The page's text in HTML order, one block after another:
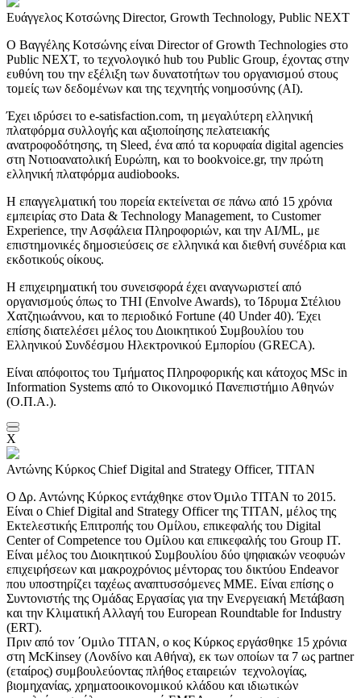
Ευάγγελος Κοτσώνης Director, Growth Technology, Public NEXT
Ο Βαγγέλης Κοτσώνης είναι Director of Growth Technologies στο
Public NEXT, το τεχνολογικό hub του Public Group, έχοντας στην
ευθύνη του την εξέλιξη των δυνατοτήτων του οργανισμού στους
τομείς των δεδομένων και της τεχνητής νοημοσύνης (AI).
Έχει ιδρύσει το e-satisfaction.com, τη μεγαλύτερη ελληνική
πλατφόρμα συλλογής και αξιοποίησης πελατειακής
ανατροφοδότησης, τη Sleed, ένα από τα κορυφαία digital agencies
στη Νοτιοανατολική Ευρώπη, και το bookvoice.gr, την πρώτη
ελληνική πλατφόρμα audiobooks.
Η επαγγελματική του πορεία εκτείνεται σε πάνω από 15 χρόνια
εμπειρίας στο Data & Technology Management, το Customer
Experience, την Ασφάλεια Πληροφοριών, και την AI/ML, με
επιστημονικές δημοσιεύσεις σε ελληνικά και διεθνή συνέδρια και
εκδοτικούς οίκους.
Η επιχειρηματική του συνεισφορά έχει αναγνωριστεί από
οργανισμούς όπως το THI (Envolve Awards), το Ίδρυμα Στέλιου
Χατζηιωάννου, και το περιοδικό Fortune (40 Under 40). Έχει
επίσης διατελέσει μέλος του Διοικητικού Συμβουλίου του
Ελληνικού Συνδέσμου Ηλεκτρονικού Εμπορίου (GRECA).
Είναι απόφοιτος του Τμήματος Πληροφορικής και κάτοχος MSc in
Information Systems από το Οικονομικό Πανεπιστήμιο Αθηνών
(Ο.Π.Α.).
X
Αντώνης Κύρκος Chief Digital and Strategy Officer, TITAN
Ο Δρ. Αντώνης Κύρκος εντάχθηκε στον Όμιλο ΤΙΤΑΝ το 2015.
Είναι ο Chief Digital and Strategy Officer της TITAN, μέλος της
Εκτελεστικής Επιτροπής του Ομίλου, επικεφαλής του Digital
Center of Competence του Ομίλου και επικεφαλής του Group IT.
Είναι μέλος του Διοικητικού Συμβουλίου δύο ψηφιακών νεοφυών
επιχειρήσεων και μακροχρόνιος μέντορας του δικτύου Endeavor
που υποστηρίζει ταχέως αναπτυσσόμενες ΜΜΕ. Είναι επίσης ο
Συντονιστής της Ομάδας Εργασίας για την Ενεργειακή Μετάβαση
και την Κλιματική Αλλαγή του European Roundtable for Industry
(ERT).
Πριν από τον ΄Ομιλο ΤΙΤΑΝ, ο κος Κύρκος εργάσθηκε 15 χρόνια
στη McKinsey (Λονδίνο και Αθήνα), εκ των οποίων τα 7 ως partner
(εταίρος) συμβουλεύοντας πλήθος εταιρειών τεχνολογίας,
βιομηχανίας, χρηματοοικονομικού κλάδου και ιδιωτικών